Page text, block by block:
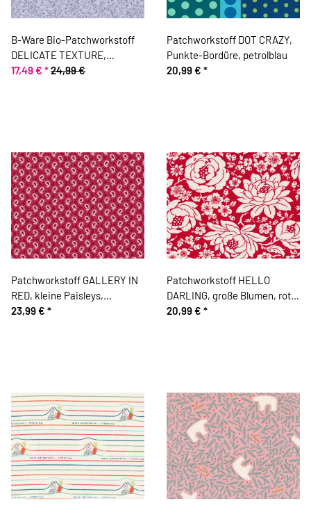
B-Ware Bio-Patchworkstoff
DELICATE TEXTURE,
Strichelchen, helles lilablau-
17,49 € *24,99 €
Patchworkstoff DOT CRAZY,
Punkte-Bordüre, petrolblau
20,99 € *
Patchworkstoff GALLERY IN
RED, kleine Paisleys,
dunkelrot, Marcus Fabrics
23,99 € *
Patchworkstoff HELLO
DARLING, große Blumen, rot,
Moda Fabrics
20,99 € *